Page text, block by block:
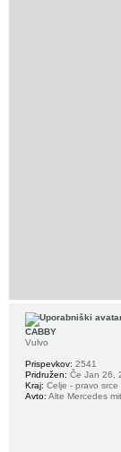
CABBY
Vulvo
Prispevkov: 2541
Pridružen: Če Jan 26,
Kraj: Celje - pravo srce
Avto: Alte Mercedes